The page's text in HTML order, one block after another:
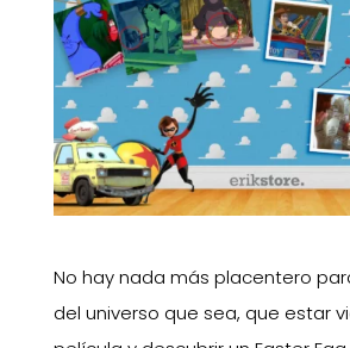
No hay nada más placentero
del universo que sea, que estar